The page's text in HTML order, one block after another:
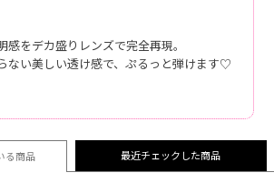
感をデカ盛りレンズで完全再現。
ない美しい透け感で、ぷるっと弾けます♡
る商品 最近チェックした商品